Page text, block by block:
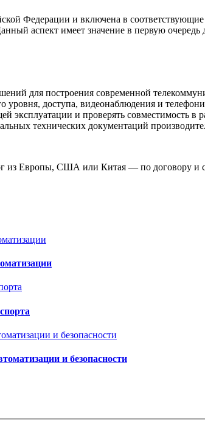
Федерации и включена в
аспект имеет значение в первую
для построения современной
уровня, доступа, видеонаблюдения и
эксплуатации и проверять
технических документаций
из Европы, США или Китая — по договору и
и безопасности